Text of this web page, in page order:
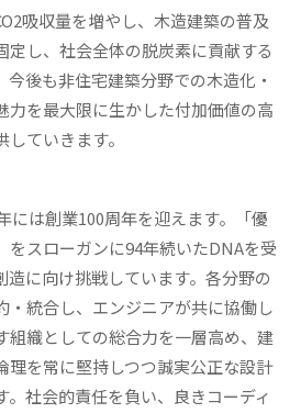
吸収量を増やし、木造建築の普及
定し、社会全体の脱炭素に貢献する
今後も非住宅建築分野での木造化・
力を最大限に生かした付加価値の高
ていきます。
には創業100周年を迎えます。「優
をスローガンに94年続いたDNAを受
造に向け挑戦しています。各分野の
・統合し、エンジニアが共に協働し
組織としての総合力を一層高め、建
理を常に堅持しつつ誠実公正な設計
社会的責任を負い、良きコーディ